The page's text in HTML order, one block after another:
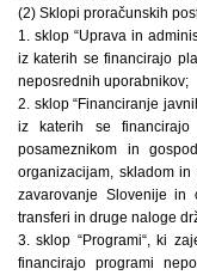
(2) Sklopi proračunskih
1. sklop “Uprava in
iz katerih se financirajo
neposrednih uporabnikov;
2. sklop “Financiranje
iz katerih se financirajo
posameznikom in
organizacijam, skladom
zavarovanje Slovenije
transferi in druge naloge
3. sklop “Programi“, ki
financirajo programi